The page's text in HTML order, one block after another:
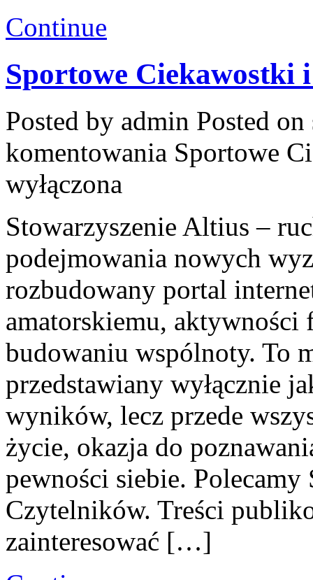
Continue
Sportowe Ciekawostki
Posted by admin Posted
komentowania Sportowe
wyłączona
Stowarzyszenie Altius –
podejmowania nowych
rozbudowany portal
amatorskiemu, aktywności
budowaniu wspólnoty. To
przedstawiany wyłącznie
wyników, lecz przede
życie, okazja do
pewności siebie.
Czytelników. Treści
zainteresować […]